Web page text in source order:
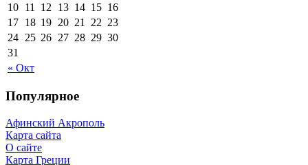
« Окт
10 11 12 13 14 15 16
17 18 19 20 21 22 23
24 25 26 27 28 29 30
31
Популярное
Афинский Акрополь
Карта сайта
О сайте
Карта Греции